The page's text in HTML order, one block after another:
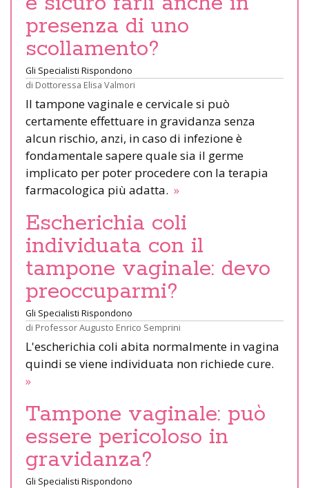
presenza di uno
scollamento?
Gli Specialisti Rispondono
di Dottoressa Elisa Valmori
ll tampone vaginale e cervicale si può
certamente effettuare in gravidanza senza
alcun rischio, anzi, in caso di infezione è
fondamentale sapere quale sia il germe
implicato per poter procedere con la terapia
farmacologica più adatta. »
Escherichia coli
individuata con il
tampone vaginale: devo
preoccuparmi?
Gli Specialisti Rispondono
di Professor Augusto Enrico Semprini
L'escherichia coli abita normalmente in vagina
quindi se viene individuata non richiede cure.
»
Tampone vaginale: può
essere pericoloso in
gravidanza?
Gli Specialisti Rispondono